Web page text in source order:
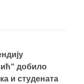
добило
и студената